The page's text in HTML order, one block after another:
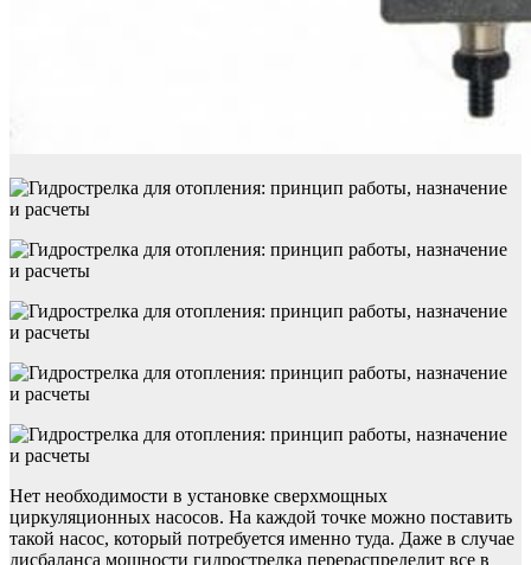
Нет необходимости в установке сверхмощных
циркуляционных насосов. На каждой точке можно поставить
такой насос, который потребуется именно туда. Даже в случае
дисбаланса мощности гидрострелка перераспределит все в